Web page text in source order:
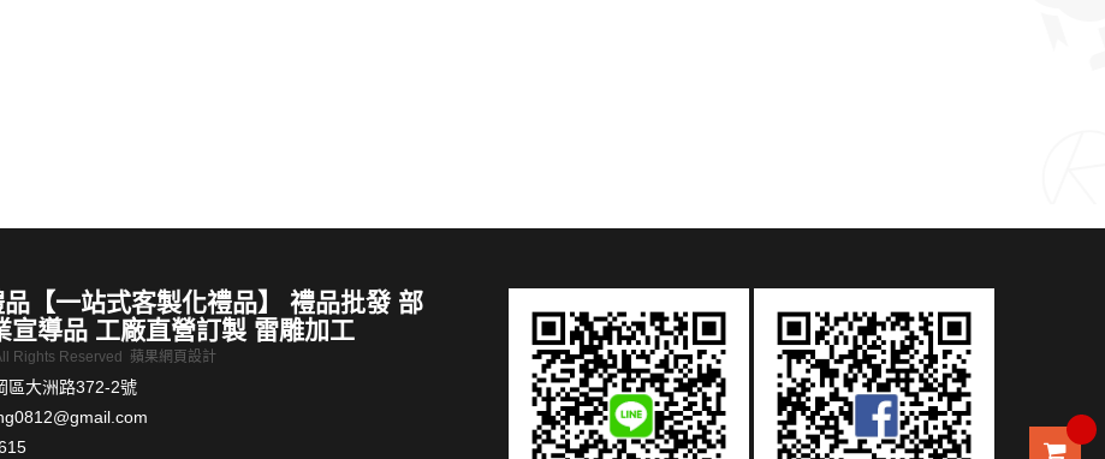
【一站式客製化禮品】 禮品批發 部
宣導品 工廠直營訂製 雷雕加工
Rights Reserved 蘋果網頁設計
區大洲路372-2號